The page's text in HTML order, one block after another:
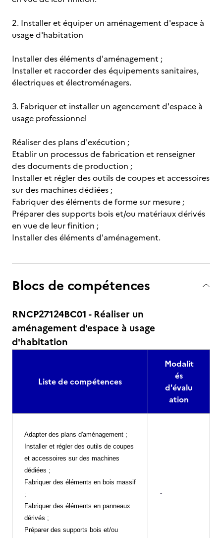
2. Installer et équiper un aménagement d'espace à
usage d'habitation
Installer des éléments d'aménagement ;
Installer et raccorder des équipements sanitaires,
électriques et électroménagers.
3. Fabriquer et installer un agencement d'espace à
usage professionnel
Réaliser des plans d'exécution ;
Etablir un processus de fabrication et renseigner
des documents de production ;
Installer et régler des outils de coupes et accessoires
sur des machines dédiées ;
Fabriquer des éléments de forme sur mesure ;
Préparer des supports bois et/ou matériaux dérivés
en vue de leur finition ;
Installer des éléments d'aménagement.
Blocs de compétences
RNCP27124BC01 - Réaliser un
aménagement d'espace à usage
d'habitation
Liste de compétences
Modalit
és
d'évalu
ation
Adapter des plans d'aménagement ;
Installer et régler des outils de coupes
et accessoires sur des machines
dédiées ;
Fabriquer des éléments en bois massif
;
Fabriquer des éléments en panneaux
dérivés ;
Préparer des supports bois et/ou
-